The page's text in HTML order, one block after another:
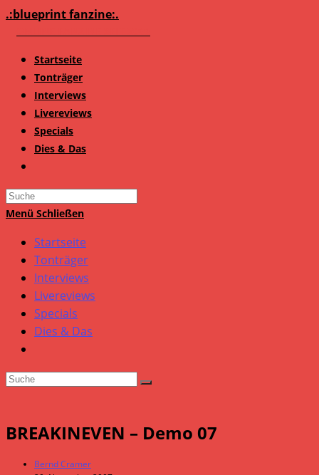
Zum
.:blueprint fanzine:.
Startseite
Tonträger
Interviews
Livereviews
Specials
Dies & Das
Search
this
Menü Schließen
Startseite
Tonträger
Interviews
Livereviews
Specials
Dies & Das
BREAKINEVEN – Demo 07
Beitrags-
Bernd Cramer